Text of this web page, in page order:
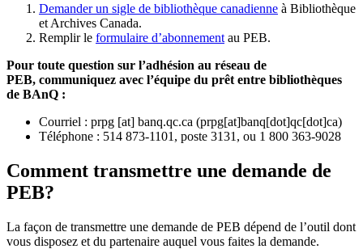
Demander un sigle de bibliothèque canadienne à Bibliothèque
et Archives Canada.
Remplir le formulaire d’abonnement au PEB.
Pour toute question sur l’adhésion au réseau de
PEB, communiquez avec l’équipe du prêt entre bibliothèques
de BAnQ :
Courriel : prpg [at] banq.qc.ca (prpg[at]banq[dot]qc[dot]ca)
Téléphone : 514 873-1101, poste 3131, ou 1 800 363-9028
Comment transmettre une demande de
PEB?
La façon de transmettre une demande de PEB dépend de l’outil dont
vous disposez et du partenaire auquel vous faites la demande.